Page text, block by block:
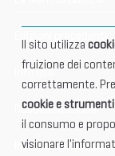
Info utili
Documentazione
Informazione
Il sito utilizza
fruizione dei
correttamente.
cookie e
il consumo e
visionare